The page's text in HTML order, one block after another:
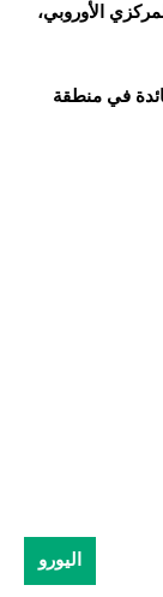
الأوروبي،
في منطقة
اليورو